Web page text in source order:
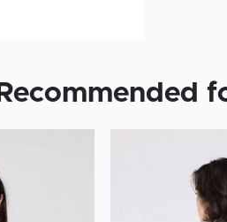
Recommended